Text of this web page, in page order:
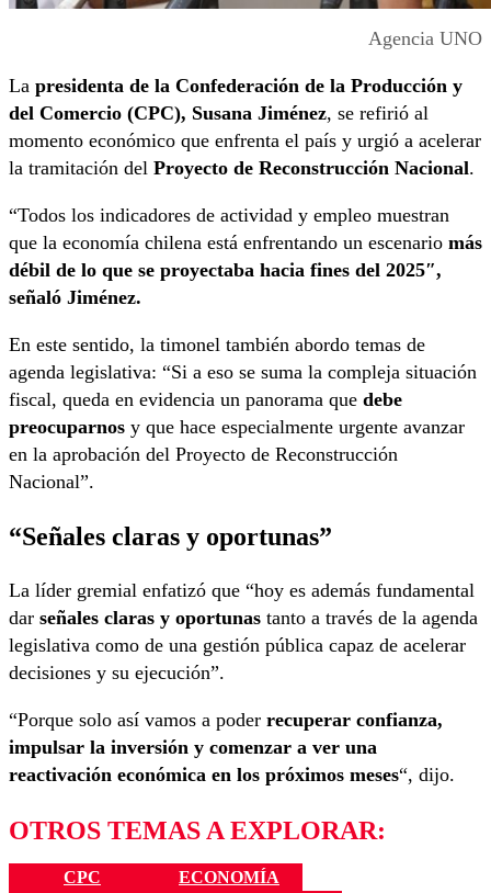
Agencia UNO
La presidenta de la Confederación de la Producción y
del Comercio (CPC), Susana Jiménez, se refirió al
momento económico que enfrenta el país y urgió a acelerar
la tramitación del Proyecto de Reconstrucción Nacional.
“Todos los indicadores de actividad y empleo muestran
que la economía chilena está enfrentando un escenario más
débil de lo que se proyectaba hacia fines del 2025″,
señaló Jiménez.
En este sentido, la timonel también abordo temas de
agenda legislativa: “Si a eso se suma la compleja situación
fiscal, queda en evidencia un panorama que debe
preocuparnos y que hace especialmente urgente avanzar
en la aprobación del Proyecto de Reconstrucción
Nacional”.
“Señales claras y oportunas”
La líder gremial enfatizó que “hoy es además fundamental
dar señales claras y oportunas tanto a través de la agenda
legislativa como de una gestión pública capaz de acelerar
decisiones y su ejecución”.
“Porque solo así vamos a poder recuperar confianza,
impulsar la inversión y comenzar a ver una
reactivación económica en los próximos meses“, dijo.
OTROS TEMAS A EXPLORAR:
CPC
ECONOMÍA